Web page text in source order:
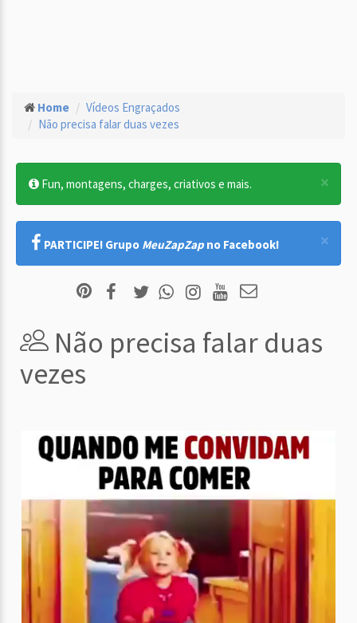
Home
Vídeos Engraçados
Não precisa falar duas vezes
×
Fun, montagens, charges, criativos e mais.
×
PARTICIPE! Grupo MeuZapZap no Facebook!
Não precisa falar duas
vezes